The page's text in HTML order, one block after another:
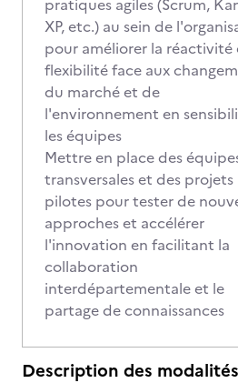
pratiques agiles (Scrum,
XP, etc.) au sein de
pour améliorer la réactivité
flexibilité face aux
du marché et de
l'environnement en
les équipes
Mettre en place des
transversales et des projets
pilotes pour tester de
approches et accélérer
l'innovation en facilitant la
collaboration
interdépartementale et le
partage de connaissances
Description des